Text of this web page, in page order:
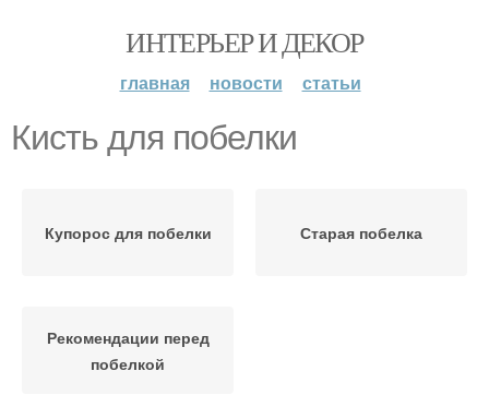
ИНТЕРЬЕР И ДЕКОР
главная новости статьи
Кисть для побелки
Купорос для побелки Старая побелка
Рекомендации перед
побелкой